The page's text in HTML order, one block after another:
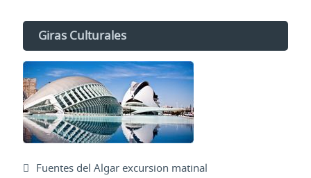
Giras Culturales
Fuentes del Algar excursion matinal